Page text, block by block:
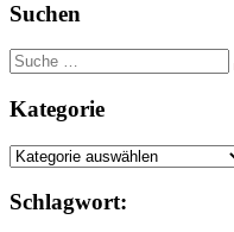
Suchen
Suche
nach:
Kategorie
Kategorie
Schlagwort: